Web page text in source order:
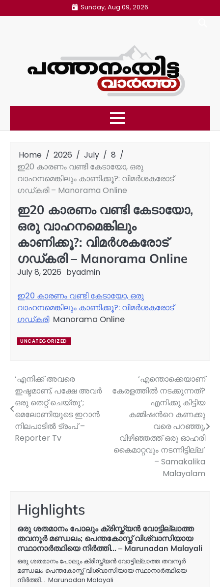
to
Sunday, Aug 09, 2026
Home 2026 July
8
ഇ20 കാരണം വണ്ടി കേടായോ, ഒരു
വാഹനമെങ്കിലും കാണിക്കൂ?: വിമർശകരോട്
ഗഡ്കരി – Manorama Online
ഇ20 കാരണം വണ്ടി കേടായോ,
ഒരു വാഹനമെങ്കിലും
കാണിക്കൂ?: വിമർശകരോട്
ഗഡ്കരി – Manorama Online
July 8, 2026 byadmin
ഇ20 കാരണം വണ്ടി കേടായോ, ഒരു
വാഹനമെങ്കിലും കാണിക്കൂ?: വിമർശകരോട്
ഗഡ്കരിManorama Online
UNCATEGORIZED
Post
navigation
‘എനിക്ക് അവരെ
ഇഷ്ടമാണ്, പക്ഷേ അവർ
ഒരു തെറ്റ് ചെയ്തു’;
മെലോണിയുടെ ഇറാൻ
നിലപാടിൽ ട്രംപ് –
Reporter Tv
‘എന്തൊക്കെയാണ്
കേരളത്തില്‍ നടക്കുന്നത്?
എനിക്കു കിട്ടിയ
കമ്മിഷന്‍റെ കണക്കു
വരെ പറഞ്ഞു,
വിഴിഞ്ഞത്ത് ഒരു ഓഹരി
കൈമാറ്റവും നടന്നിട്ടില്ല’
– Samakalika
Malayalam
Highlights
ഒരു ശതമാനം പോലും ക്രിസ്ത്യൻ വോട്ടില്ലാത്ത
തവനൂർ മണ്ഡലം; പെന്തകോസ്ത് വിശ്വാസിയായ
സ്ഥാനാർത്ഥിയെ നിർത്തി… – Marunadan Malayali
ഒരു ശതമാനം പോലും ക്രിസ്ത്യൻ വോട്ടില്ലാത്ത തവനൂർ
മണ്ഡലം; പെന്തകോസ്ത് വിശ്വാസിയായ സ്ഥാനാർത്ഥിയെ
നിർത്തി… Marunadan Malayali